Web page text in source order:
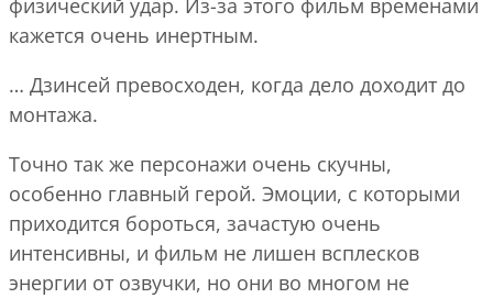
физический удар. Из-за этого фильм временами
кажется очень инертным.
… Дзинсей превосходен, когда дело доходит до
монтажа.
Точно так же персонажи очень скучны,
особенно главный герой. Эмоции, с которыми
приходится бороться, зачастую очень
интенсивны, и фильм не лишен всплесков
энергии от озвучки, но они во многом не